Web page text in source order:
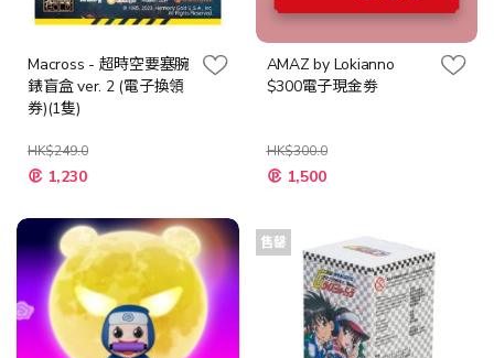
Macross - 超時空要塞腕
錶盲盒 ver. 2 (電子換領
券)(1隻)
HK$249.0
特
殊
格
1,230
AMAZ by Lokianno
$300電子現金劵
HK$300.0
特
殊 1,500
售罄